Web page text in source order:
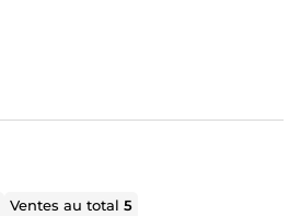
Ventes au total5